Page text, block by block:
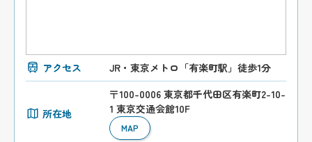
アクセス JR・東京メトロ「有楽町駅」徒歩1分
所在地
〒100-0006 東京都千代田区有楽町2-10-
1 東京交通会館10F
MAP